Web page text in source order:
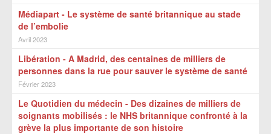
Médiapart - Le système de santé britannique au stade
de l’embolie
Avril 2023
Libération - A Madrid, des centaines de milliers de
personnes dans la rue pour sauver le système de santé
Février 2023
Le Quotidien du médecin - Des dizaines de milliers de
soignants mobilisés : le NHS britannique confronté à la
grève la plus importante de son histoire